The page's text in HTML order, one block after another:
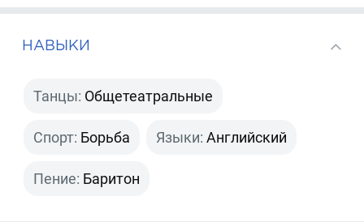
НАВЫКИ
Танцы: Общетеатральные
Спорт: Борьба Языки: Английский
Пение: Баритон